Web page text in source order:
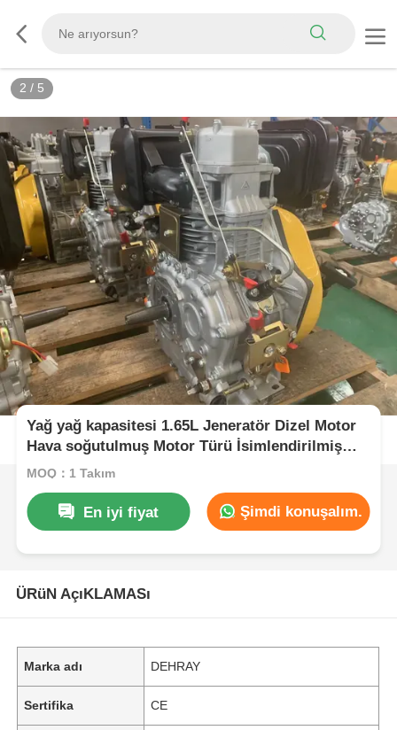
2 / 5
Yağ yağ kapasitesi 1.65L Jeneratör Dizel Motor
Hava soğutulmuş Motor Türü İsimlendirilmiş
güç 6KW Ağır Güç Jeneratörü Motor
MOQ：1 Takım
En iyi fiyat Şimdi konuşalım.
ÜRüN AçıKLAMASı
Marka adı DEHRAY
Sertifika CE